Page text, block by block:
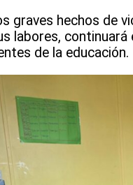
graves hechos de
labores,
de la educación.